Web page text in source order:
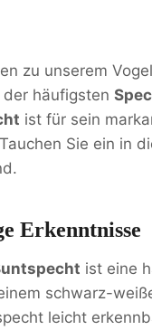
zu unserem
häufigsten
ist für sein
Sie ein in
Erkenntnisse
ist eine
schwarz-
leicht